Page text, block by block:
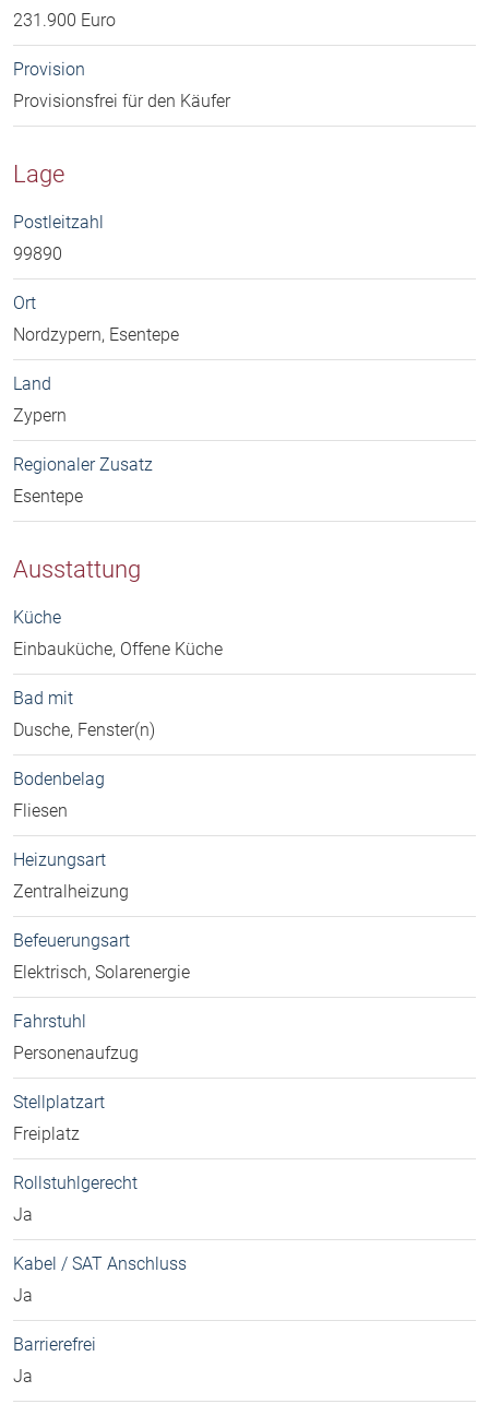
231.900 Euro
Provision
Provisionsfrei für den Käufer
Lage
Postleitzahl
99890
Ort
Nordzypern, Esentepe
Land
Zypern
Regionaler Zusatz
Esentepe
Ausstattung
Küche
Einbauküche, Offene Küche
Bad mit
Dusche, Fenster(n)
Bodenbelag
Fliesen
Heizungsart
Zentralheizung
Befeuerungsart
Elektrisch, Solarenergie
Fahrstuhl
Personenaufzug
Stellplatzart
Freiplatz
Rollstuhlgerecht
Ja
Kabel / SAT Anschluss
Ja
Barrierefrei
Ja